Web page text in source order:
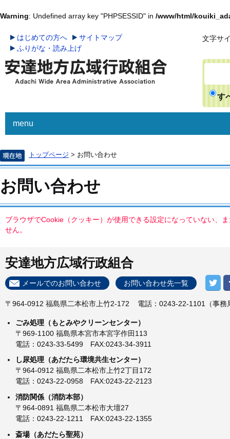
Warning: Undefined array key "PHPSESSID" in /www/html/
はじめての方へ
サイトマップ
ふりがな・読み上げ
文字サ
す
menu
広域行政
トップページ > お問い合わせ
お問い合わせ
ブラウザでCookie（クッキー）が使用できる設定になっていない、
せん。
安達地方広域行政組合
メールでのお問い合わせ お問い合わせ先一覧
〒964-0912 福島県二本松市上竹2-172 電話：0243-22-1101（事務
ごみ処理（もとみやクリーンセンター）
〒969-1100 福島県本宮市本宮字作田113
電話：0243-33-5499 FAX:0243-34-3911
し尿処理（あだたら環境共生センター）
〒964-0912 福島県二本松市上竹2丁目172
電話：0243-22-0958 FAX:0243-22-2123
消防関係（消防本部）
〒964-0891 福島県二本松市大壇27
電話：0243-22-1211 FAX:0243-22-1355
斎場（あだたら聖苑）